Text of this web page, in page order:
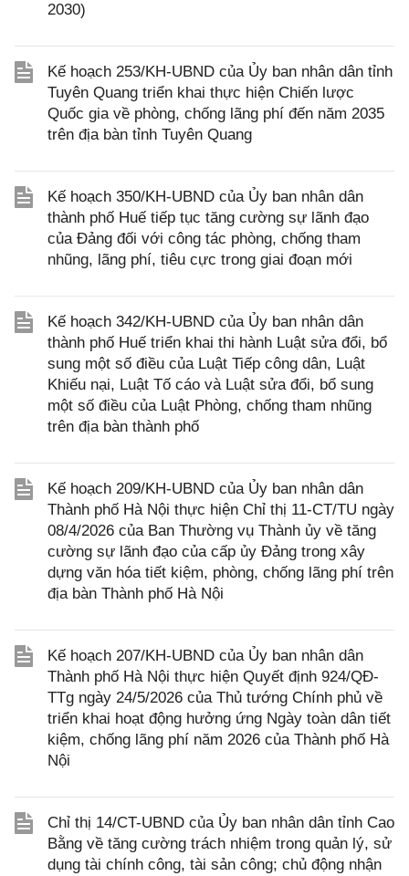
2030)
Kế hoạch 253/KH-UBND của Ủy ban nhân dân tỉnh
Tuyên Quang triển khai thực hiện Chiến lược
Quốc gia về phòng, chống lãng phí đến năm 2035
trên địa bàn tỉnh Tuyên Quang
Kế hoạch 350/KH-UBND của Ủy ban nhân dân
thành phố Huế tiếp tục tăng cường sự lãnh đạo
của Đảng đối với công tác phòng, chống tham
nhũng, lãng phí, tiêu cực trong giai đoạn mới
Kế hoạch 342/KH-UBND của Ủy ban nhân dân
thành phố Huế triển khai thi hành Luật sửa đổi, bổ
sung một số điều của Luật Tiếp công dân, Luật
Khiếu nại, Luật Tố cáo và Luật sửa đổi, bổ sung
một số điều của Luật Phòng, chống tham nhũng
trên địa bàn thành phố
Kế hoạch 209/KH-UBND của Ủy ban nhân dân
Thành phố Hà Nội thực hiện Chỉ thị 11-CT/TU ngày
08/4/2026 của Ban Thường vụ Thành ủy về tăng
cường sự lãnh đạo của cấp ủy Đảng trong xây
dựng văn hóa tiết kiệm, phòng, chống lãng phí trên
địa bàn Thành phố Hà Nội
Kế hoạch 207/KH-UBND của Ủy ban nhân dân
Thành phố Hà Nội thực hiện Quyết định 924/QĐ-
TTg ngày 24/5/2026 của Thủ tướng Chính phủ về
triển khai hoạt động hưởng ứng Ngày toàn dân tiết
kiệm, chống lãng phí năm 2026 của Thành phố Hà
Nội
Chỉ thị 14/CT-UBND của Ủy ban nhân dân tỉnh Cao
Bằng về tăng cường trách nhiệm trong quản lý, sử
dụng tài chính công, tài sản công; chủ động nhận